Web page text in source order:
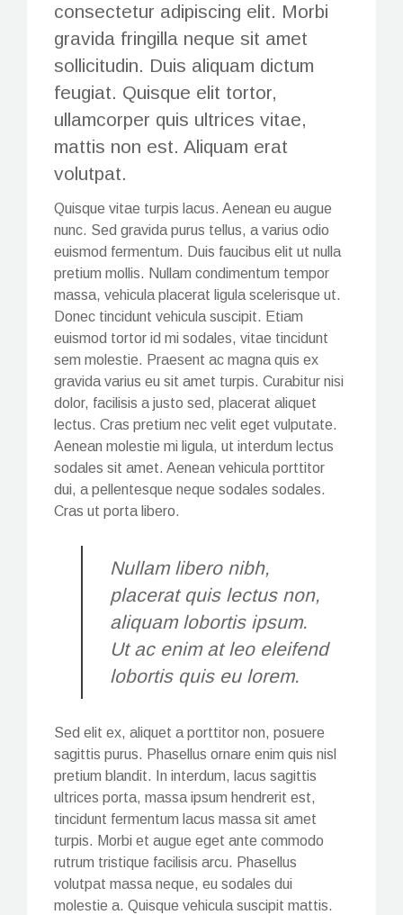
consectetur adipiscing elit. Morbi
gravida fringilla neque sit amet
sollicitudin. Duis aliquam dictum
feugiat. Quisque elit tortor,
ullamcorper quis ultrices vitae,
mattis non est. Aliquam erat
volutpat.
Quisque vitae turpis lacus. Aenean eu augue
nunc. Sed gravida purus tellus, a varius odio
euismod fermentum. Duis faucibus elit ut nulla
pretium mollis. Nullam condimentum tempor
massa, vehicula placerat ligula scelerisque ut.
Donec tincidunt vehicula suscipit. Etiam
euismod tortor id mi sodales, vitae tincidunt
sem molestie. Praesent ac magna quis ex
gravida varius eu sit amet turpis. Curabitur nisi
dolor, facilisis a justo sed, placerat aliquet
lectus. Cras pretium nec velit eget vulputate.
Aenean molestie mi ligula, ut interdum lectus
sodales sit amet. Aenean vehicula porttitor
dui, a pellentesque neque sodales sodales.
Cras ut porta libero.
Nullam libero nibh,
placerat quis lectus non,
aliquam lobortis ipsum.
Ut ac enim at leo eleifend
lobortis quis eu lorem.
Sed elit ex, aliquet a porttitor non, posuere
sagittis purus. Phasellus ornare enim quis nisl
pretium blandit. In interdum, lacus sagittis
ultrices porta, massa ipsum hendrerit est,
tincidunt fermentum lacus massa sit amet
turpis. Morbi et augue eget ante commodo
rutrum tristique facilisis arcu. Phasellus
volutpat massa neque, eu sodales dui
molestie a. Quisque vehicula suscipit mattis.